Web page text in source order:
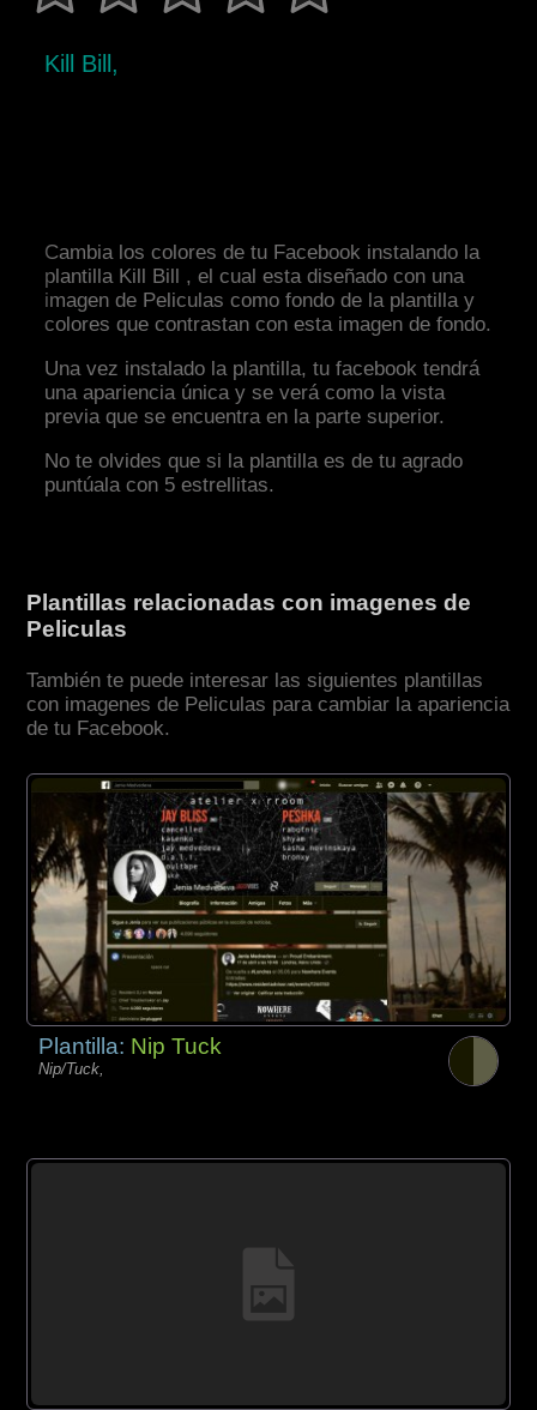
Kill Bill,
Cambia los colores de tu Facebook instalando la
plantilla Kill Bill , el cual esta diseñado con una
imagen de Peliculas como fondo de la plantilla y
colores que contrastan con esta imagen de fondo.
Una vez instalado la plantilla, tu facebook tendrá
una apariencia única y se verá como la vista
previa que se encuentra en la parte superior.
No te olvides que si la plantilla es de tu agrado
puntúala con 5 estrellitas.
Plantillas relacionadas con imagenes de
Peliculas
También te puede interesar las siguientes plantillas
con imagenes de Peliculas para cambiar la apariencia
de tu Facebook.
Plantilla: Nip Tuck
Nip/Tuck,